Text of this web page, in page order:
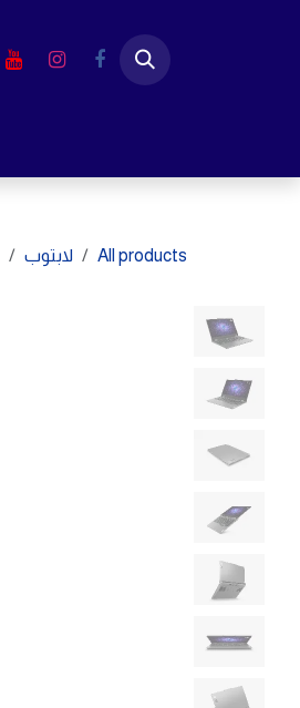
All products لابتوب